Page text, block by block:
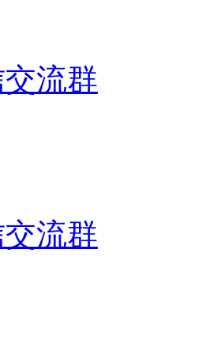
流群
流群